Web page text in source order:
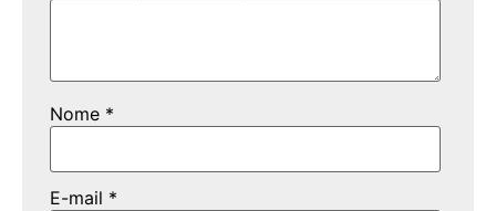
Nome *
E-mail *